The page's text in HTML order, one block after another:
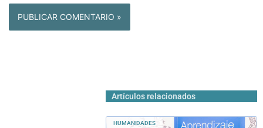
Artículos relacionados
HUMANIDADES